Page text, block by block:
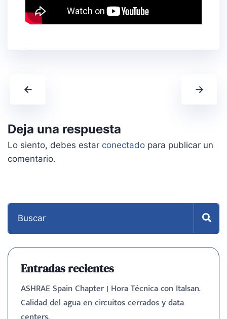
← →
Deja una respuesta
Lo siento, debes estar conectado para publicar un
comentario.
Entradas recientes
ASHRAE Spain Chapter | Hora Técnica con Italsan.
Calidad del agua en circuitos cerrados y data